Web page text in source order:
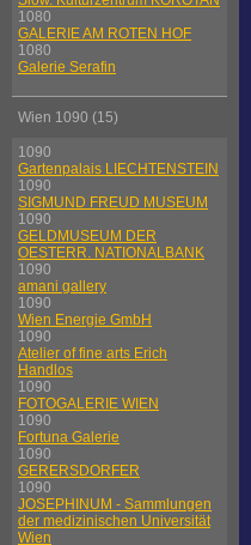
1080
GALERIE AM ROTEN HOF
1080
Galerie Serafin
Wien 1090 (15)
1090
Gartenpalais LIECHTENSTEIN
1090
SIGMUND FREUD MUSEUM
1090
GELDMUSEUM DER
OESTERR. NATIONALBANK
1090
amani gallery
1090
Wien Energie GmbH
1090
Atelier of fine arts Erich
Handlos
1090
FOTOGALERIE WIEN
1090
Fortuna Galerie
1090
GERERSDORFER
1090
JOSEPHINUM - Sammlungen
der medizinischen Universität
Wien